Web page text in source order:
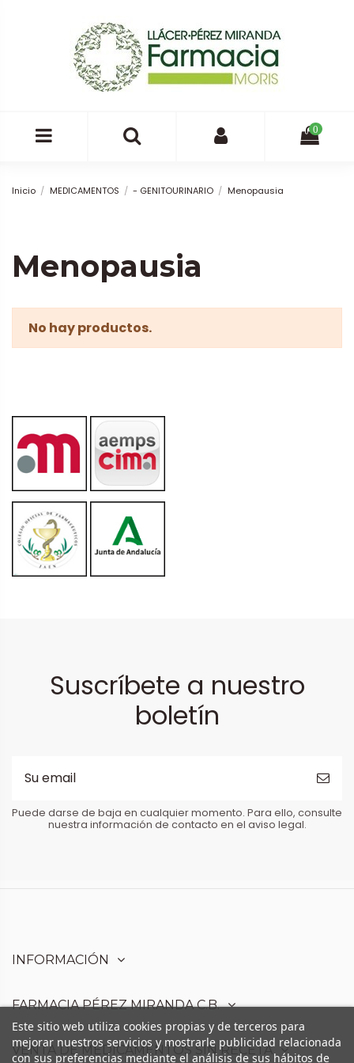
0
Inicio MEDICAMENTOS - GENITOURINARIO Menopausia
Menopausia
No hay productos.
Suscríbete a nuestro
boletín
Puede darse de baja en cualquier momento. Para ello, consulte
nuestra información de contacto en el aviso legal.
INFORMACIÓN
FARMACIA PÉREZ MIRANDA C.B.
VENTA DE MEDICAMENTOS SIN RECETA
Este sitio web utiliza cookies propias y de terceros para
mejorar nuestros servicios y mostrarle publicidad relacionada
con sus preferencias mediante el análisis de sus hábitos de